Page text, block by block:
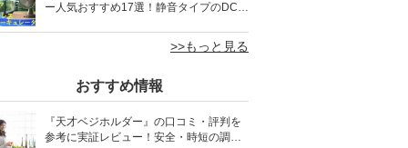
ー人気おすすめ17選！静音タイプのDCモ
>>もっと見る
おすすめ情報
『天才ベジホルダー』の口コミ・評判を
参考に実証レビュー！安全・時短の調理